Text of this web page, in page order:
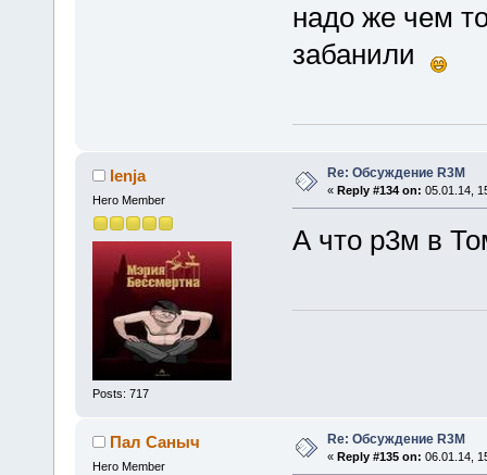
надо же чем
забанили
lenja
Hero Member
Posts: 717
Re: Обсуждение R3M
« Reply #134 on: 05.01.14,
А что р3м в
Пал Саныч
Hero Member
Re: Обсуждение R3M
« Reply #135 on: 06.01.14,